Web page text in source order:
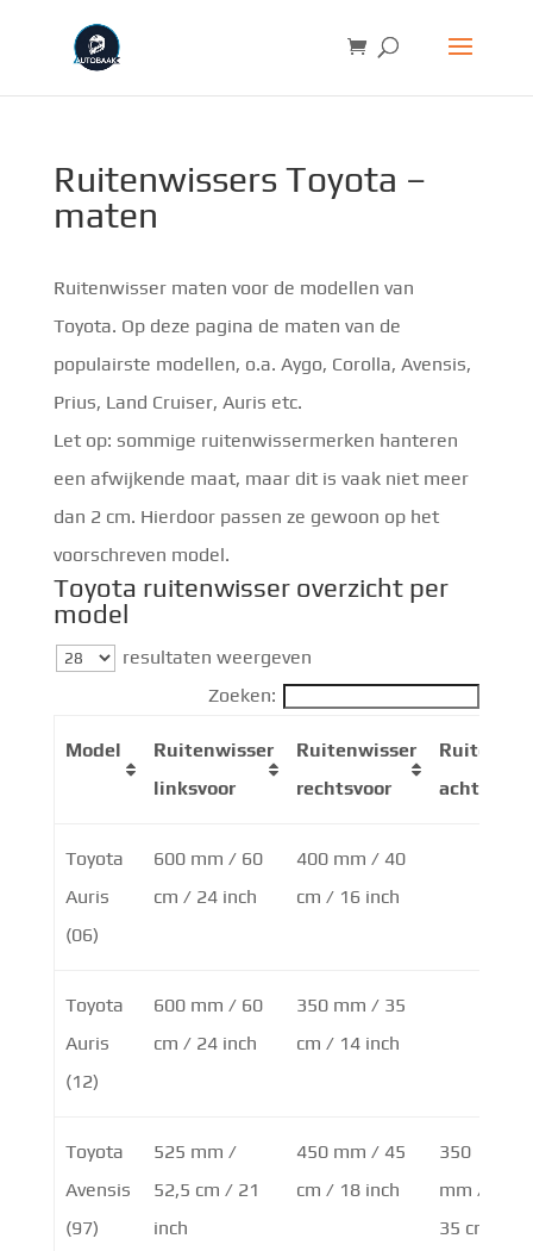
Ruitenwissers Toyota –
maten
Ruitenwisser maten voor de modellen van
Toyota. Op deze pagina de maten van de
populairste modellen, o.a. Aygo, Corolla, Avensis,
Prius, Land Cruiser, Auris etc.
Let op: sommige ruitenwissermerken hanteren
een afwijkende maat, maar dit is vaak niet meer
dan 2 cm. Hierdoor passen ze gewoon op het
voorschreven model.
Toyota ruitenwisser overzicht per
model
resultaten weergeven
Zoeken:
Model
Ruitenwisser
linksvoor
Ruitenwisser
rechtsvoor
Ruiten
achter
Toyota
Auris
(06)
600 mm / 60
cm / 24 inch
400 mm / 40
cm / 16 inch
Toyota
Auris
(12)
600 mm / 60
cm / 24 inch
350 mm / 35
cm / 14 inch
Toyota
Avensis
(97)
525 mm /
52,5 cm / 21
inch
450 mm / 45
cm / 18 inch
350
mm /
35 cm